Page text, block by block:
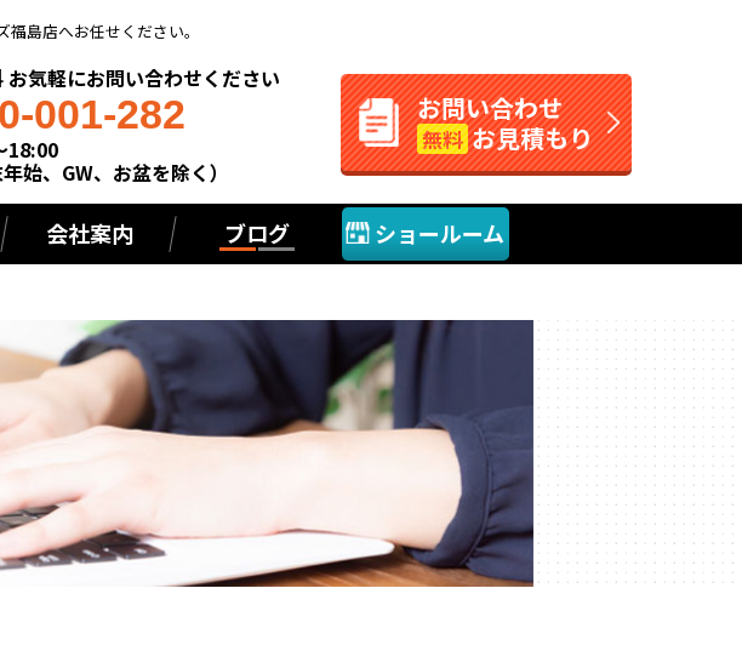
島店へお任せください。
お気軽にお問い合わせください
001-282
18:00
始、GW、お盆を除く）
お問い合わせ
無料 お見積もり
会社案内 ブログ ショールーム